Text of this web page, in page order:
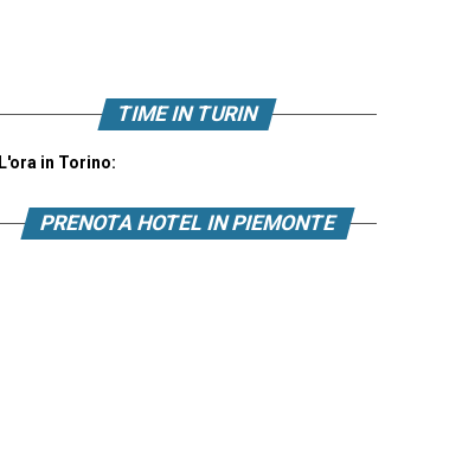
TIME IN TURIN
L'ora in Torino:
PRENOTA HOTEL IN PIEMONTE